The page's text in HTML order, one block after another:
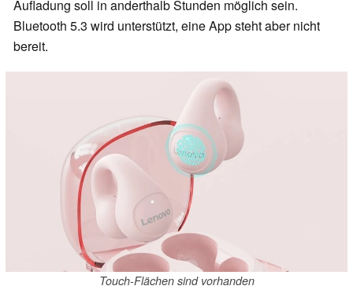
Aufladung soll in anderthalb Stunden möglich sein.
Bluetooth 5.3 wird unterstützt, eine App steht aber nicht
bereit.
Touch-Flächen sind vorhanden